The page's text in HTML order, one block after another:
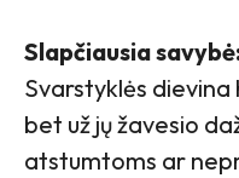
Slapčiausia
Svarstyklės
bet už jų žavesio
atstumtoms ar